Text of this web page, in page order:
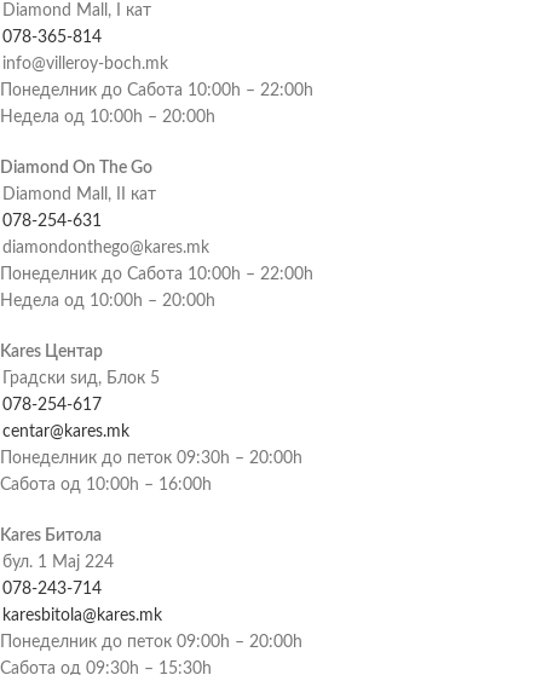
Diamond Mall, I кат
078-365-814
info@villeroy-boch.mk
Понеделник до Сабота 10:00h – 22:00h
Недела од 10:00h – 20:00h
Diamond On The Go
Diamond Mall, II кат
078-254-631
diamondonthego@kares.mk
Понеделник до Сабота 10:00h – 22:00h
Недела од 10:00h – 20:00h
Kares Центар
Градски ѕид, Блок 5
078-254-617
centar@kares.mk
Понеделник до петок 09:30h – 20:00h
Сабота од 10:00h – 16:00h
Kares Битола
бул. 1 Мај 224
078-243-714
karesbitola@kares.mk
Понеделник до петок 09:00h – 20:00h
Сабота од 09:30h – 15:30h